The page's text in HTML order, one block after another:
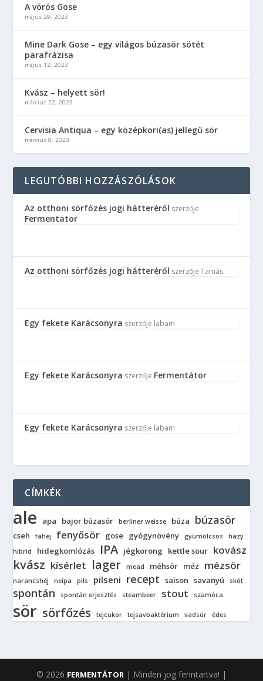
A vörös Gose
május 29, 2023
Mine Dark Gose – egy világos búzasör sötét
parafrázisa
május 12, 2023
Kvász – helyett sör!
március 22, 2023
Cervisia Antiqua – egy középkori(as) jellegű sör
március 8, 2023
LEGUTÓBBI HOZZÁSZÓLÁSOK
Az otthoni sörfőzés jogi hátteréről szerzője
Fermentator
Az otthoni sörfőzés jogi hátteréről szerzőjeTamás
Egy fekete Karácsonyra szerzője labam
Egy fekete Karácsonyra szerzője Fermentátor
Egy fekete Karácsonyra szerzője labam
CÍMKÉK
ale apa bajor búzasör berliner weisse búza búzasör
cseh fahéj fenyősör gose gyógynövény gyümölcsös
hazy
hibrid
hidegkomlózás IPA jégkorong kettle sour kovász
kvász kísérlet lager mead méhsör méz mézsör
narancshéj neipa pils pilseni recept saison savanyú skót
spontán spontán erjesztés steambeer stout szamóca
sör sörfőzés tejcukor tejsavbaktérium vadsör édes
© 2026 FERMENTÁTOR | Minden jog fenntartva! |